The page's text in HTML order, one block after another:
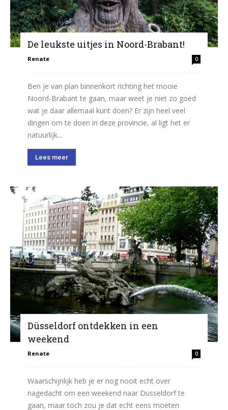
De leukste uitjes in Noord-Brabant!
Renate 0
Ben je van plan binnenkort richting het mooie
Noord-Brabant te gaan, maar weet je niet zo goed
wat je daar allemaal kunt doen? Er zijn heel veel
dingen om te doen in deze provincie, al ligt het er
natuurlijk...
Lees meer
Düsseldorf ontdekken in een
weekend
Renate 0
Waarschijnlijk heb je er nog nooit echt over
nagedacht om een weekend naar Düsseldorf te
gaan, maar toch zou je dat echt eens moeten